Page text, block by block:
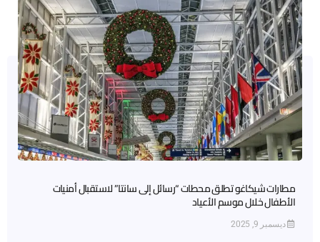
مطارات شيكاغو تطلق محطات “رسائل إلى سانتا” لاستقبال أمنيات
الأطفال خلال موسم الأعياد
ديسمبر 9, 2025